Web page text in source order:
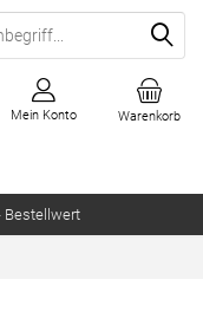
Bestellwert
Warenkorb
Mein Konto